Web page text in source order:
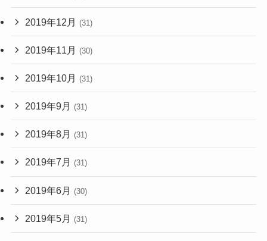
2019年12月 (31)
2019年11月 (30)
2019年10月 (31)
2019年9月 (31)
2019年8月 (31)
2019年7月 (31)
2019年6月 (30)
2019年5月 (31)